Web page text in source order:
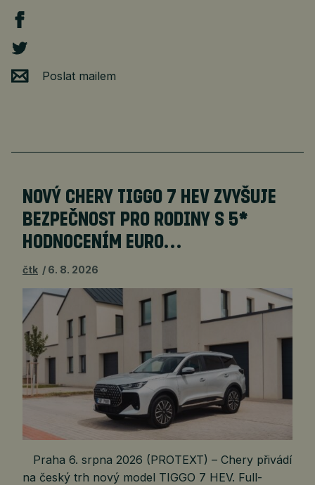
Poslat mailem
NOVÝ CHERY TIGGO 7 HEV ZVYŠUJE
BEZPEČNOST PRO RODINY S 5*
HODNOCENÍM EURO…
čtk 6. 8. 2026
Praha 6. srpna 2026 (PROTEXT) – Chery přivádí
na český trh nový model TIGGO 7 HEV. Full-